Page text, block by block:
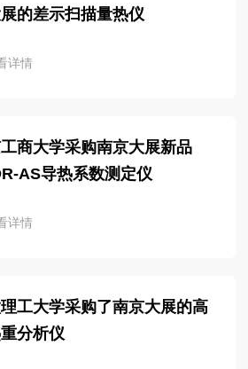
的差示扫描量热仪
详情
商大学采购南京大展新品
AS导热系数测定仪
详情
工大学采购了南京大展的高
分析仪